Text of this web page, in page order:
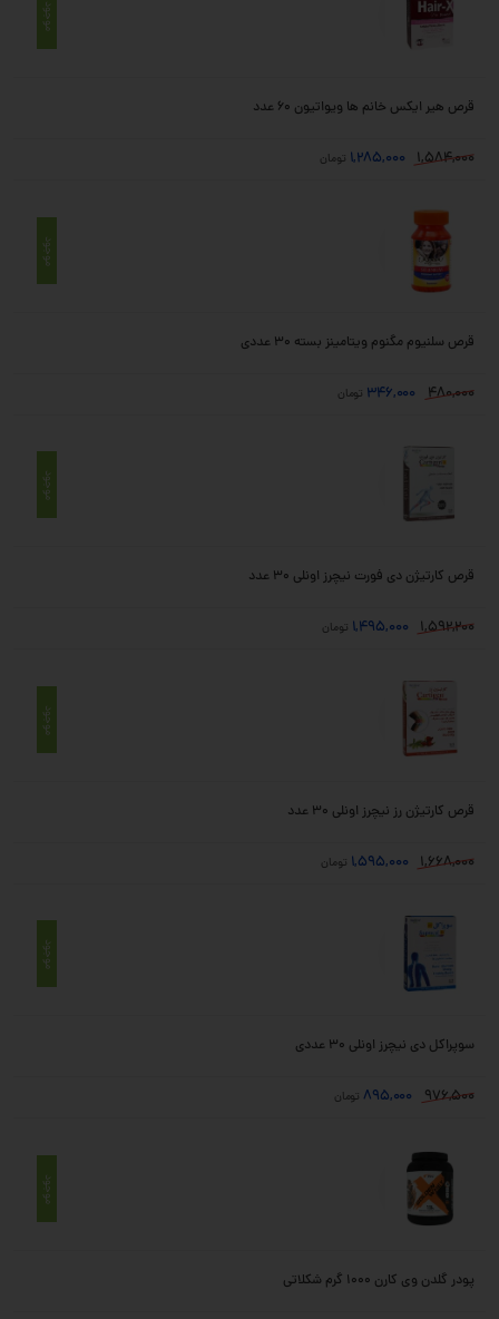
موجود
قرص هیر ایکس خانم ها ویواتیون 60 عدد
1,584,000
1,285,000 تومان
موجود
قرص سلنیوم مگنوم ویتامینز بسته 30 عددی
480,000
346,000 تومان
موجود
قرص کارتیژن دی فورت نیچرز اونلی 30 عدد
1,592,200
1,495,000 تومان
موجود
قرص کارتیژن رز نیچرز اونلی 30 عدد
1,668,000
1,595,000 تومان
موجود
سوپراکل دی نیچرز اونلی 30 عددی
976,500
895,000 تومان
موجود
پودر گلدن وی کارن 1000 گرم شکلاتی